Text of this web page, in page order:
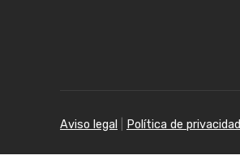
Aviso legal Política de privacidad